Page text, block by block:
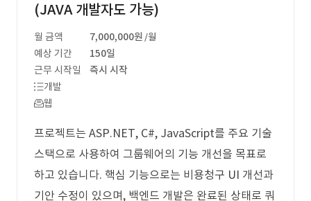
(JAVA 개발자도 가능)
월 금액 7,000,000원 /월
예상 기간
150일
근무 시작일
즉시 시작
개발
웹
프로젝트는 ASP.NET, C#, JavaScript를 주요 기술
스택으로 사용하여 그룹웨어의 기능 개선을 목표로
하고 있습니다. 핵심 기능으로는 비용청구 UI 개선과
기안 수정이 있으며, 백엔드 개발은 완료된 상태로 쿼